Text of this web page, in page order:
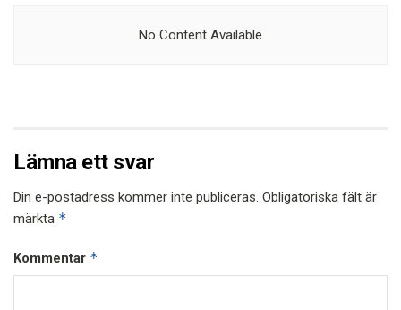
No Content Available
Lämna ett svar
Din e-postadress kommer inte publiceras. Obligatoriska fält är
märkta *
Kommentar *